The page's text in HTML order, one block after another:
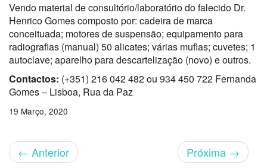
Vendo material de consultório/laboratório do falecido Dr.
Henrico Gomes composto por: cadeira de marca
conceituada; motores de suspensão; equipamento para
radiografias (manual) 50 alicates; várias muflas; cuvetes; 1
autoclave; aparelho para descartelização (novo) e outros.
Contactos: (+351) 216 042 482 ou 934 450 722 Fernanda
Gomes – Lisboa, Rua da Paz
19 Março, 2020
← Anterior Próxima →